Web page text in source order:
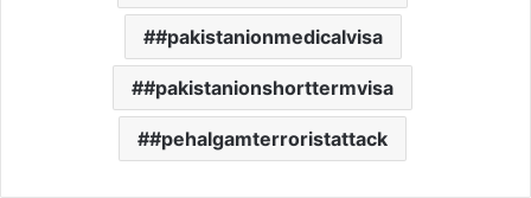
#pakistanionmedicalvisa
#pakistanionshorttermvisa
#pehalgamterroristattack